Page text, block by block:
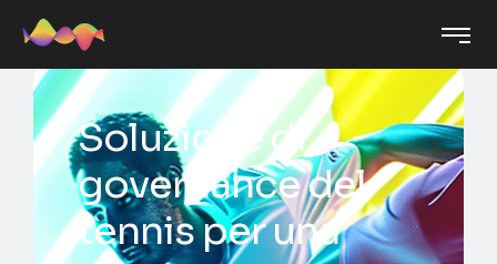
Soluzione di
governance del
tennis per una